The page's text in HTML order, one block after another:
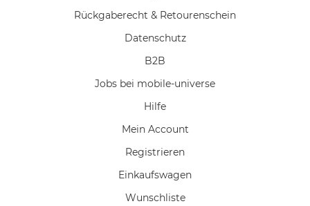
Rückgaberecht & Retourenschein
Datenschutz
B2B
Jobs bei mobile-universe
Hilfe
Mein Account
Registrieren
Einkaufswagen
Wunschliste